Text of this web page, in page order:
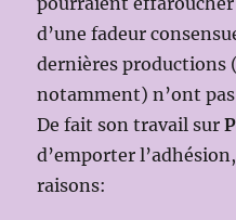
d’une fadeur
dernières productions
notamment) n’ont
De fait son travail sur
d’emporter
raisons: